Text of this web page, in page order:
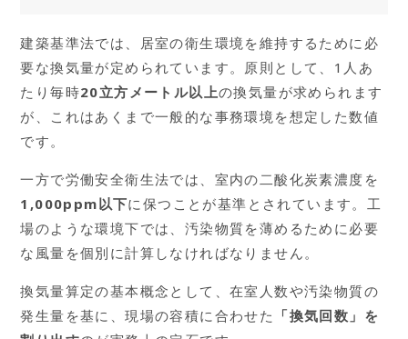
建築基準法では、居室の衛生環境を維持するために必
要な換気量が定められています。原則として、1人あ
たり毎時20立方メートル以上の換気量が求められます
が、これはあくまで一般的な事務環境を想定した数値
です。
一方で労働安全衛生法では、室内の二酸化炭素濃度を
1,000ppm以下に保つことが基準とされています。工
場のような環境下では、汚染物質を薄めるために必要
な風量を個別に計算しなければなりません。
換気量算定の基本概念として、在室人数や汚染物質の
発生量を基に、現場の容積に合わせた 「換気回数」を